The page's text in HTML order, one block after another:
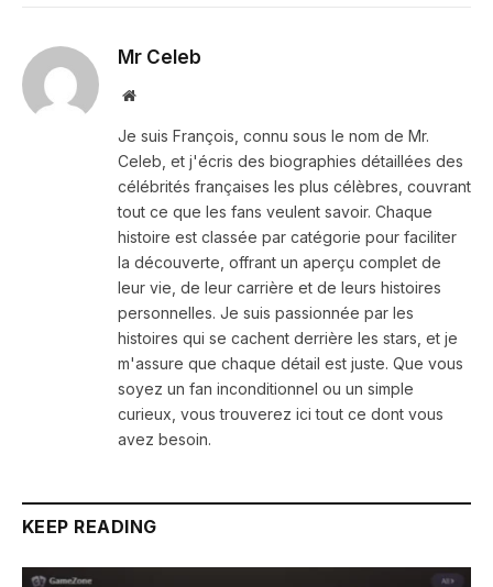
Mr Celeb
Website
Je suis François, connu sous le nom de Mr.
Celeb, et j'écris des biographies détaillées des
célébrités françaises les plus célèbres, couvrant
tout ce que les fans veulent savoir. Chaque
histoire est classée par catégorie pour faciliter
la découverte, offrant un aperçu complet de
leur vie, de leur carrière et de leurs histoires
personnelles. Je suis passionnée par les
histoires qui se cachent derrière les stars, et je
m'assure que chaque détail est juste. Que vous
soyez un fan inconditionnel ou un simple
curieux, vous trouverez ici tout ce dont vous
avez besoin.
KEEP READING